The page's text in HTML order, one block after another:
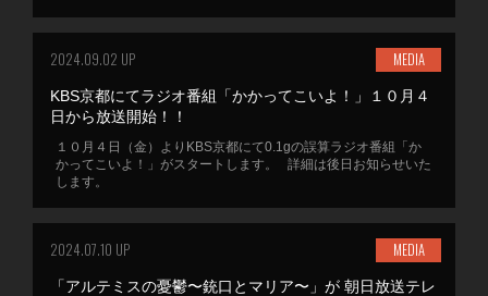
2024.09.02 UP MEDIA
KBS京都にてラジオ番組「かかってこいよ！」１０月４
日から放送開始！！
１０月４日（金）よりKBS京都にて0.1gの誤算ラジオ番組「か
かってこいよ！」がスタートします。 詳細は後日お知らせいた
します。
2024.07.10 UP MEDIA
「アルテミスの憂鬱〜銃口とマリア〜」が 朝日放送テレ